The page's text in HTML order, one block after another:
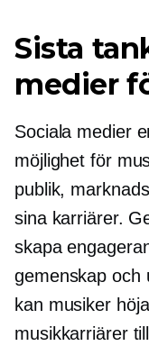
Sista
medier
Sociala medier
möjlighet för
publik,
sina karriärer.
skapa
gemenskap och
kan musiker
musikkarriärer